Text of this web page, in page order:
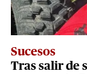
Sucesos
Tras salir de